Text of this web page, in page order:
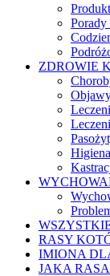
ZDROWIE
Higiena
RASY
IMIONA
JAKA